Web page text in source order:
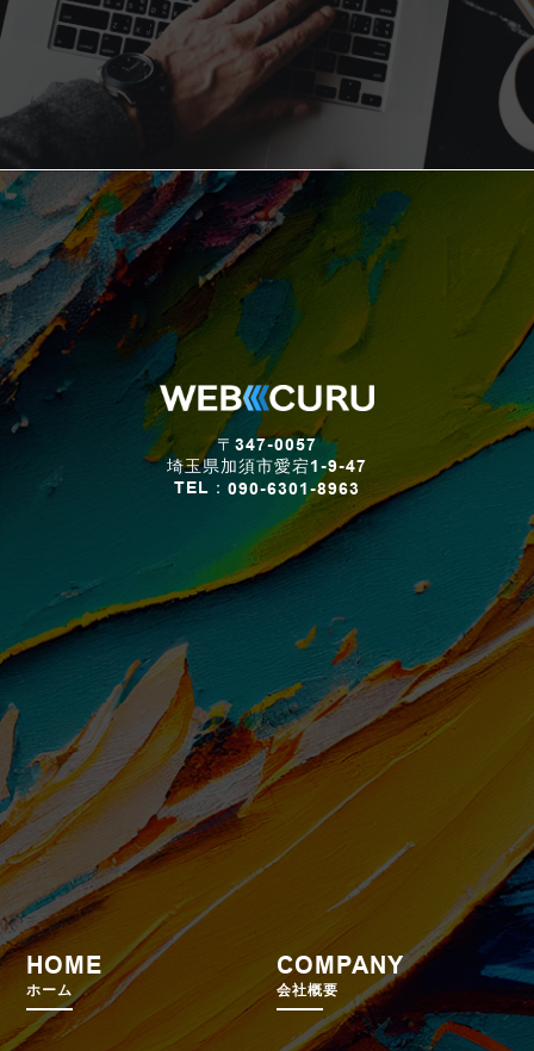
〒347-0057
埼玉県加須市愛宕1-9-47
TEL： 090-6301-8963
HOME
ホーム
COMPANY
会社概要